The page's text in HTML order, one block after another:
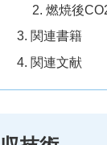
燃焼後
関連書籍
関連文献